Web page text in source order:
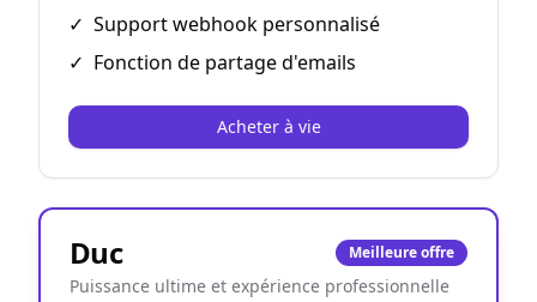
✓ Support webhook personnalisé
✓ Fonction de partage d'emails
Acheter à vie
Duc Meilleure offre
Puissance ultime et expérience professionnelle